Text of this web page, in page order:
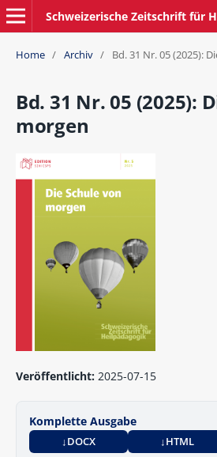
Schweizerische Zeitschrift für
Home / Archiv / Bd. 31 Nr. 05 (2025):
Bd. 31 Nr. 05 (2025):
morgen
Veröffentlicht: 2025-07-15
Komplette Ausgabe
DOCX HTML